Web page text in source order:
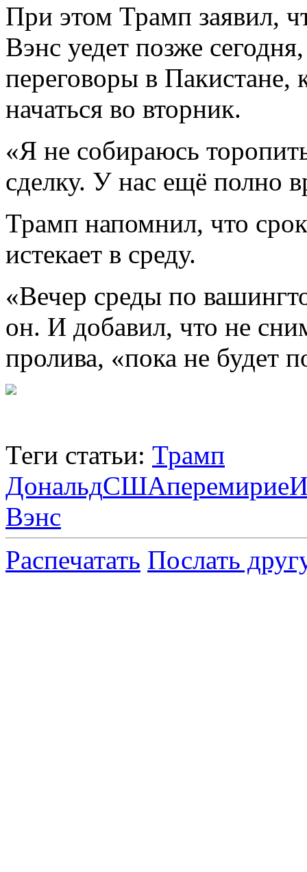
При этом Трамп заявил,
Вэнс уедет позже
переговоры в Пакистане,
начаться во вторник.
«Я не собираюсь
сделку. У нас ещё полно
Трамп напомнил, что
истекает в среду.
«Вечер среды по
он. И добавил, что не
пролива, «пока не будет
Теги статьи: Трамп
ДональдСШАперемирие
Вэнс
Распечатать Послать